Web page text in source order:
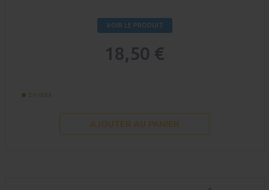
VOIR LE PRODUIT
18,50 €
En stock
AJOUTER AU PANIER